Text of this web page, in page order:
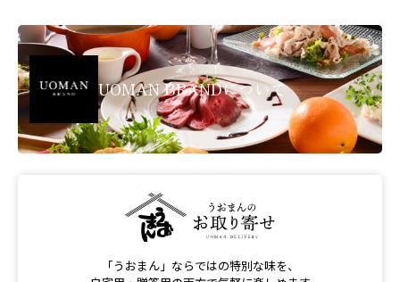
UOMAN BRANDについて
「うおまん」ならではの特別な味を、